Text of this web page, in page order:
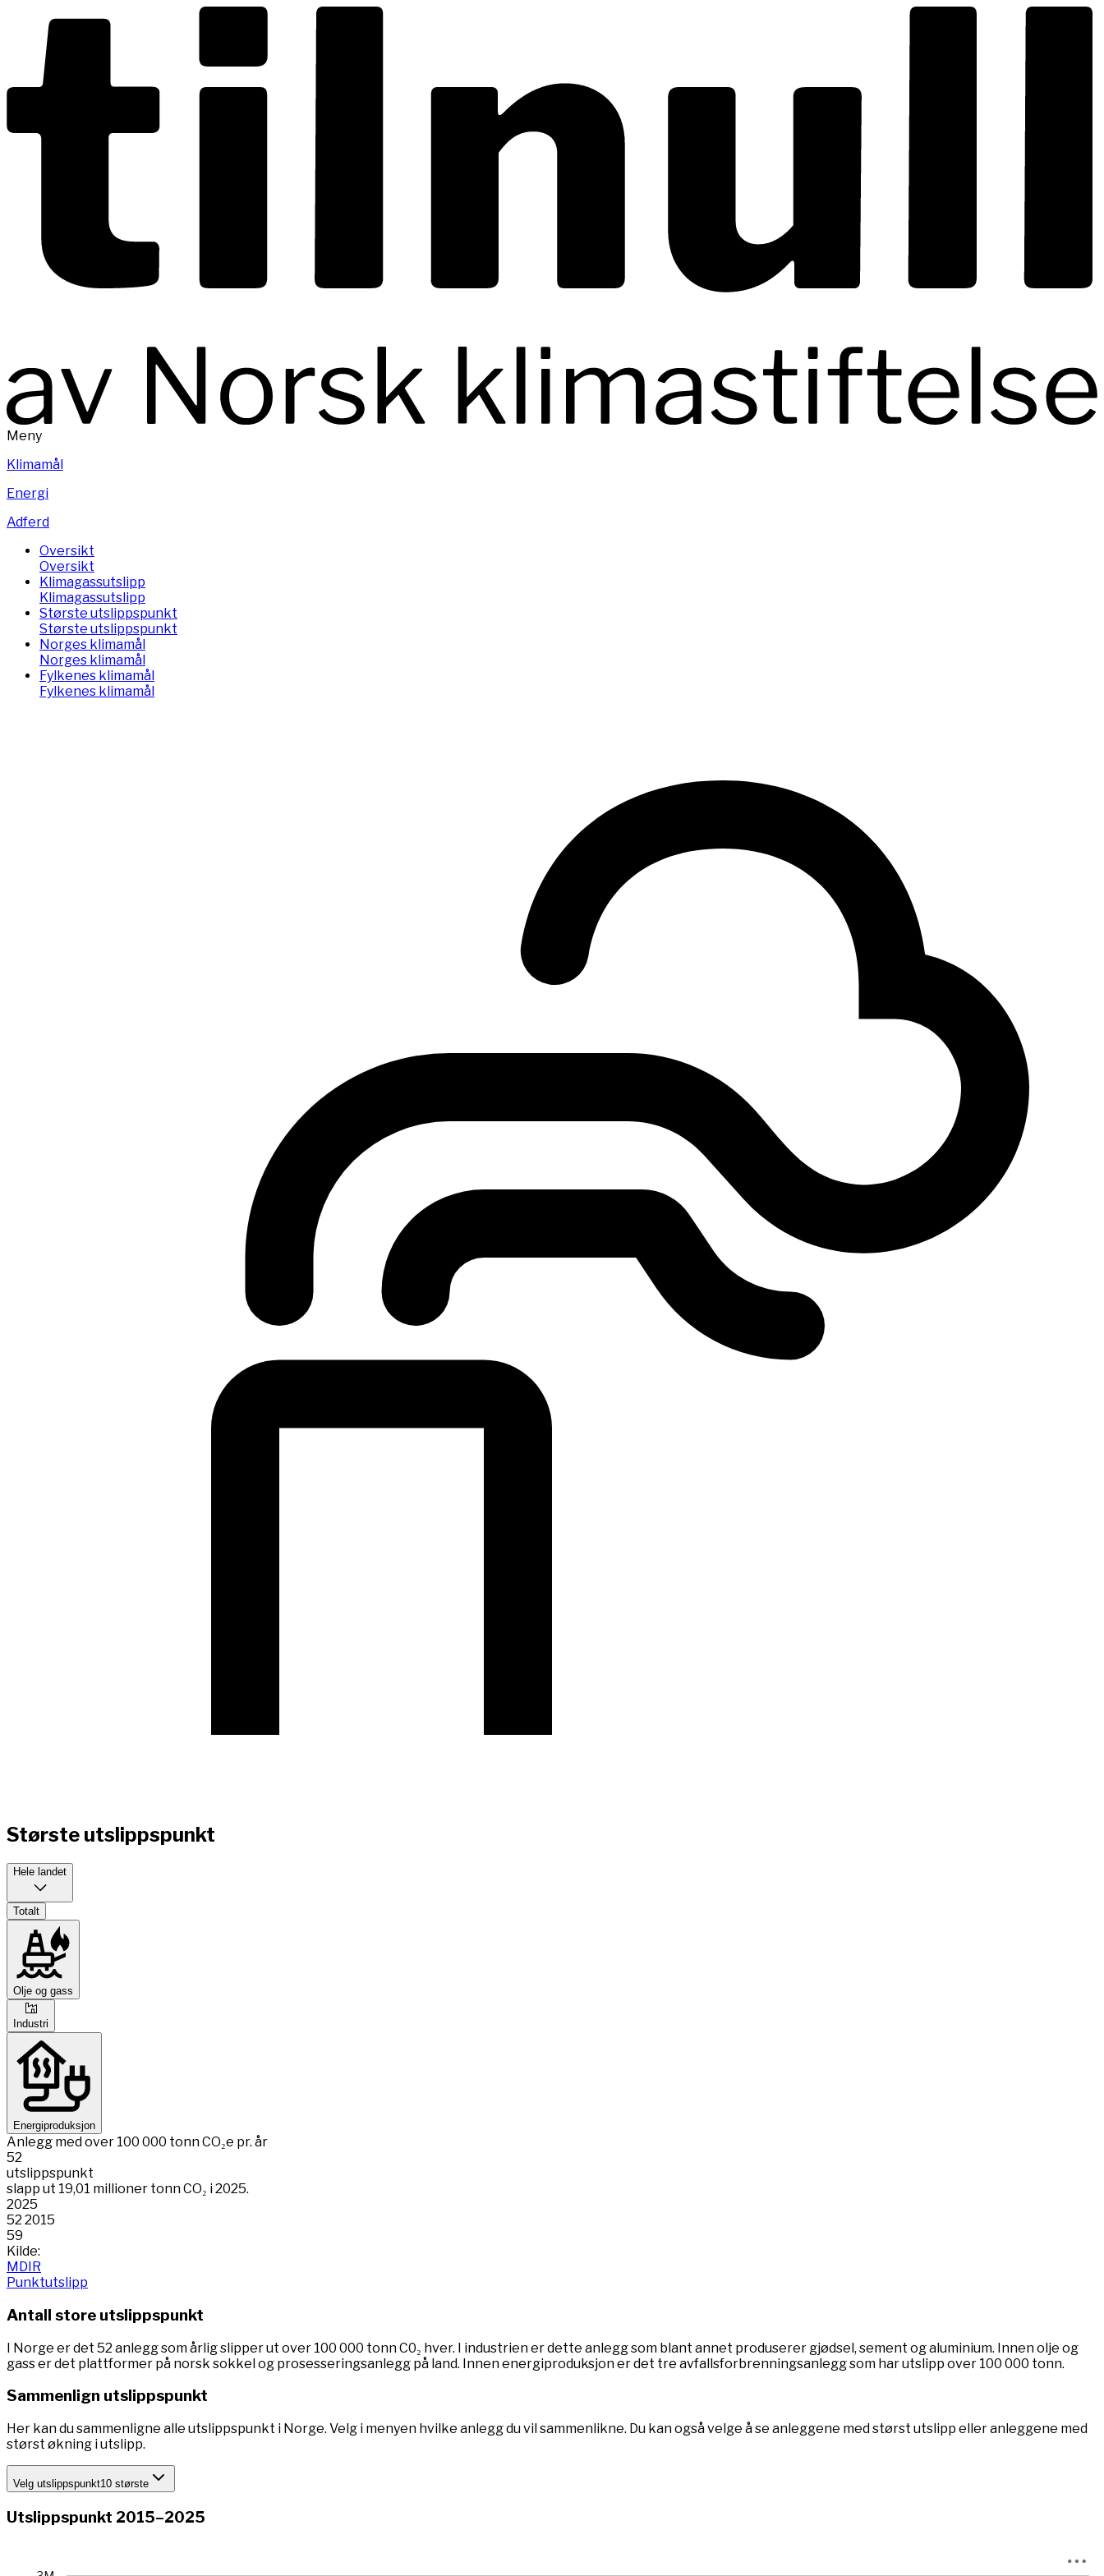
Meny
Klimamål
Energi
Adferd
Oversikt
Oversikt
Klimagassutslipp
Klimagassutslipp
Største utslippspunkt
Største utslippspunkt
Norges klimamål
Norges klimamål
Fylkenes klimamål
Fylkenes klimamål
Største utslippspunkt
Hele landet
Totalt
Olje og gass
Industri
Energiproduksjon
Anlegg med over 100 000 tonn CO₂e pr. år
52
utslippspunkt
slapp ut 19,01 millioner tonn CO₂ i 2025.
2025
52 2015
59
Kilde:
MDIR
Punktutslipp
Antall store utslippspunkt
I Norge er det 52 anlegg som årlig slipper ut over 100 000 tonn C0₂ hver. I industrien er dette anlegg som blant annet produserer gjødsel, sement og aluminium. Innen olje og
gass er det plattformer på norsk sokkel og prosesseringsanlegg på land. Innen energiproduksjon er det tre avfallsforbrenningsanlegg som har utslipp over 100 000 tonn.
Sammenlign utslippspunkt
Her kan du sammenligne alle utslippspunkt i Norge. Velg i menyen hvilke anlegg du vil sammenlikne. Du kan også velge å se anleggene med størst utslipp eller anleggene med
størst økning i utslipp.
Velg utslippspunkt10 største
Utslippspunkt 2015–2025